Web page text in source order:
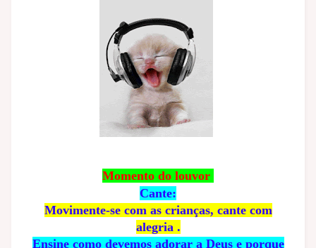
Momento do louvor
Cante:
Movimente-se com as crianças, cante com
alegria .
Ensine como devemos adorar a Deus e porque